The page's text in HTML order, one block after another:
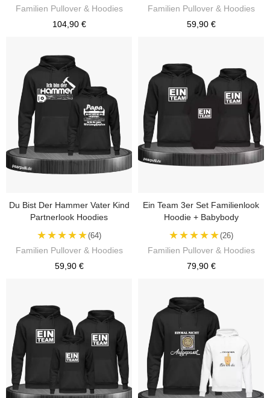
Familien Pullover & Hoodies
104,90 €
Familien Pullover & Hoodies
59,90 €
Du Bist Der Hammer Vater Kind
Partnerlook Hoodies
★★★★★(64)
Familien Pullover & Hoodies
59,90 €
Ein Team 3er Set Familienlook
Hoodie + Babybody
★★★★★(26)
Familien Pullover & Hoodies
79,90 €